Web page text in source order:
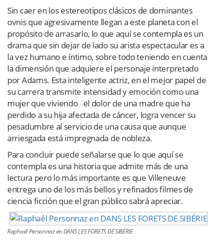
Sin caer en los estereotipos clásicos de dominantes
ovnis que agresivamente llegan a este planeta con el
propósito de arrasarlo, lo que aquí se contempla es un
drama que sin dejar de lado su arista espectacular es a
la vez humano e íntimo, sobre todo teniendo en cuenta
la dimensión que adquiere el personaje interpretado
por Adams. Esta inteligente actriz, en el mejor papel de
su carrera transmite intensidad y emoción como una
mujer que viviendo el dolor de una madre que ha
perdido a su hija afectada de cáncer, logra vencer su
pesadumbre al servicio de una causa que aunque
arriesgada está impregnada de nobleza.
Para concluir puede señalarse que lo que aquí se
contempla es una historia que admite más de una
lectura pero lo más importante es que Villeneuve
entrega uno de los más bellos y refinados filmes de
ciencia ficción que el gran público sabrá apreciar.
Raphaél Personnaz en DANS LES FORETS DE SIBÉRIE